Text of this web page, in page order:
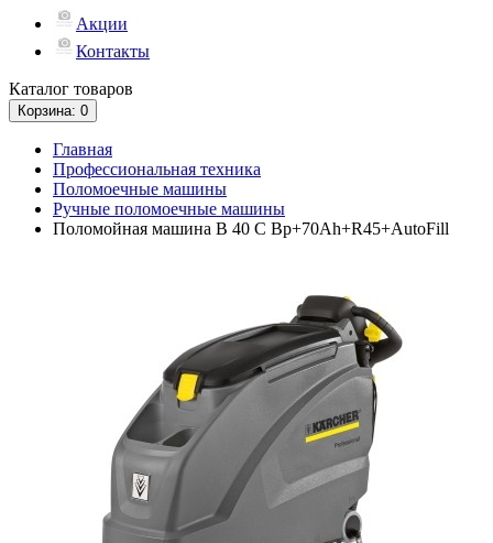
Акции
Контакты
Каталог товаров
Корзина: 0
Главная
Профессиональная техника
Поломоечные машины
Ручные поломоечные машины
Поломойная машина B 40 C Bp+70Ah+R45+AutoFill